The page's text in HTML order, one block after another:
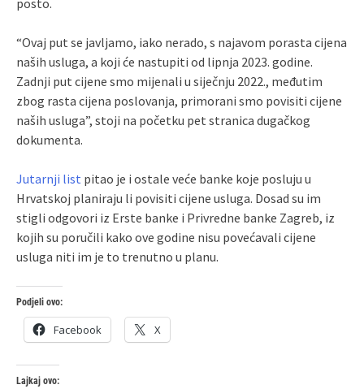
“Ovaj put se javljamo, iako nerado, s najavom porasta cijena
naših usluga, a koji će nastupiti od lipnja 2023. godine.
Zadnji put cijene smo mijenali u siječnju 2022., međutim
zbog rasta cijena poslovanja, primorani smo povisiti cijene
naših usluga”, stoji na početku pet stranica dugačkog
dokumenta.
Jutarnji list pitao je i ostale veće banke koje posluju u
Hrvatskoj planiraju li povisiti cijene usluga. Dosad su im
stigli odgovori iz Erste banke i Privredne banke Zagreb, iz
kojih su poručili kako ove godine nisu povećavali cijene
usluga niti im je to trenutno u planu.
Podjeli ovo:
Facebook X
Lajkaj ovo: